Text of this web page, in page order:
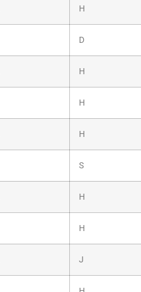
H
D
H
H
H
S
H
H
J